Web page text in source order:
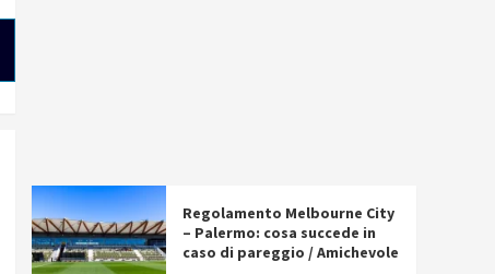
Regolamento Melbourne City
– Palermo: cosa succede in
caso di pareggio / Amichevole